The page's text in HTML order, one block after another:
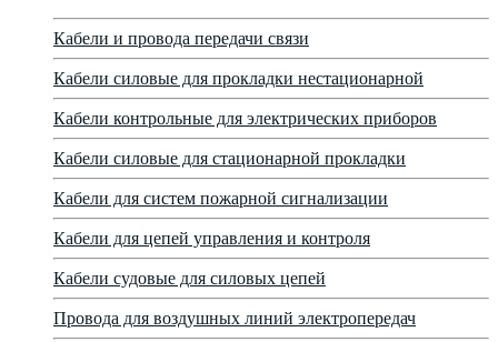
Кабели и провода передачи связи
Кабели силовые для прокладки нестационарной
Кабели контрольные для электрических приборов
Кабели силовые для стационарной прокладки
Кабели для систем пожарной сигнализации
Кабели для цепей управления и контроля
Кабели судовые для силовых цепей
Провода для воздушных линий электропередач